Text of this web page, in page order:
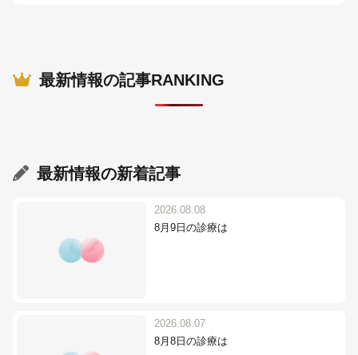
最新情報の記事RANKING
最新情報の新着記事
2026.08.08
8月9日の診療は
2026.08.07
8月8日の診療は